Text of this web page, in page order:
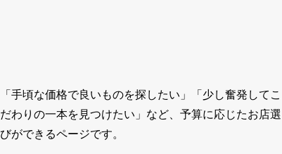
「手頃な価格で良いものを探したい」「少し奮発してこ
だわりの一本を見つけたい」など、予算に応じたお店選
びができるページです。